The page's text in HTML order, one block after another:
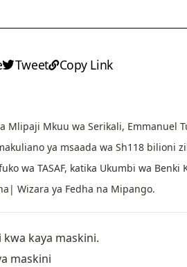
Tweet Copy Link
Mlipaji Mkuu wa Serikali, Emmanuel
ya msaada wa Sh118 bilioni
wa TASAF, katika Ukumbi wa Benki
Wizara ya Fedha na Mipango.
kaya maskini.
maskini